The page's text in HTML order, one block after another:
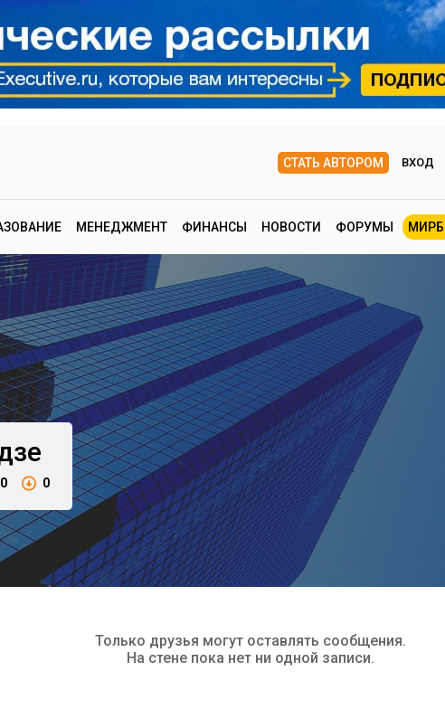
СТАТЬ АВТОРОМ ВХОД
МЕНЕДЖМЕНТ ФИНАНСЫ НОВОСТИ ФОРУМЫ
0 0
Только друзья могут оставлять сообщения.
На стене пока нет ни одной записи.